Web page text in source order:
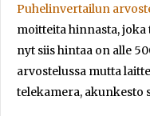
Puhelinvertailun
moitteita hinnasta,
nyt siis hintaa on alle
arvostelussa mutta
telekamera, akunkesto